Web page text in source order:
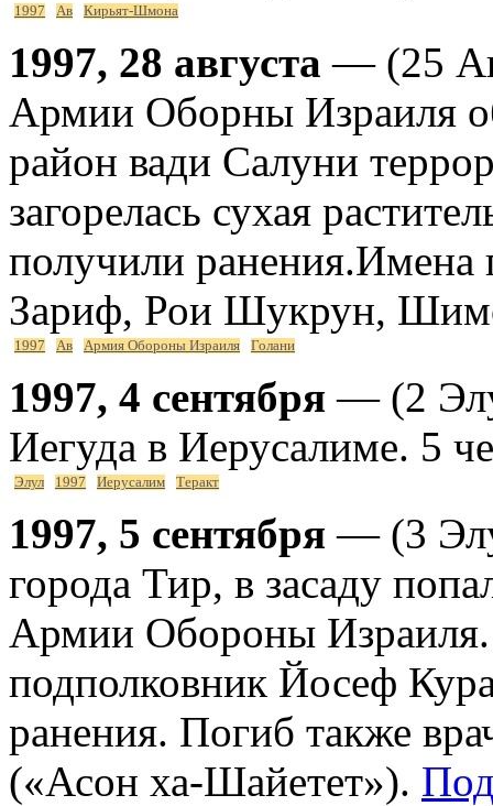
1997 Ав Кирьят-Шмона
1997, 28 августа — (25
Армии Оборны Израиля
район вади Салуни
загорелась сухая
получили
Зариф, Рои Шукрун,
1997 Ав Армия Обороны Израиля Голани
1997, 4 сентября — (2
Иегуда в Иерусалиме. 5
Элул 1997 Иерусалим Теракт
1997, 5 сентября — (3
города Тир, в засаду
Армии Обороны Израиля.
подполковник Йосеф
ранения. Погиб также
(«Асон ха-Шайетет»).